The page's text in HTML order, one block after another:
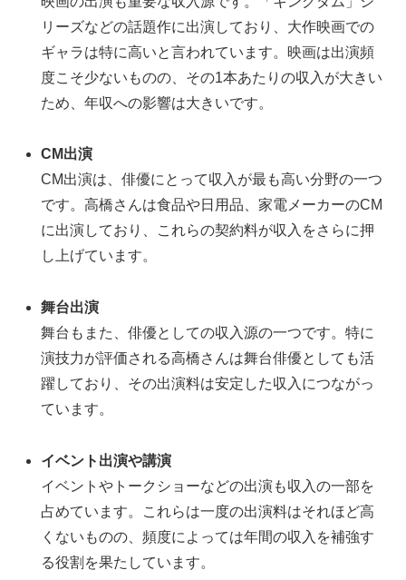
リーズなどの話題作に出演しており、大作映画での
ギャラは特に高いと言われています。映画は出演頻
度こそ少ないものの、その1本あたりの収入が大きい
ため、年収への影響は大きいです。
CM出演
CM出演は、俳優にとって収入が最も高い分野の一つ
です。高橋さんは食品や日用品、家電メーカーのCM
に出演しており、これらの契約料が収入をさらに押
し上げています。
舞台出演
舞台もまた、俳優としての収入源の一つです。特に
演技力が評価される高橋さんは舞台俳優としても活
躍しており、その出演料は安定した収入につながっ
ています。
イベント出演や講演
イベントやトークショーなどの出演も収入の一部を
占めています。これらは一度の出演料はそれほど高
くないものの、頻度によっては年間の収入を補強す
る役割を果たしています。